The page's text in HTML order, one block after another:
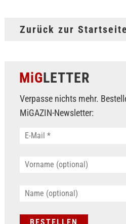
Zurück zur Startseite
MiGLETTER
Verpasse nichts mehr.
MiGAZIN-Newsletter: